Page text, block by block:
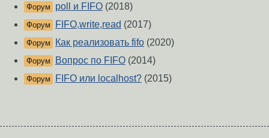
Форум poll и FIFO (2018)
Форум FIFO,write,read (2017)
Форум Как реализовать fifo (2020)
Форум Вопрос по FIFO (2014)
Форум FIFO или localhost? (2015)